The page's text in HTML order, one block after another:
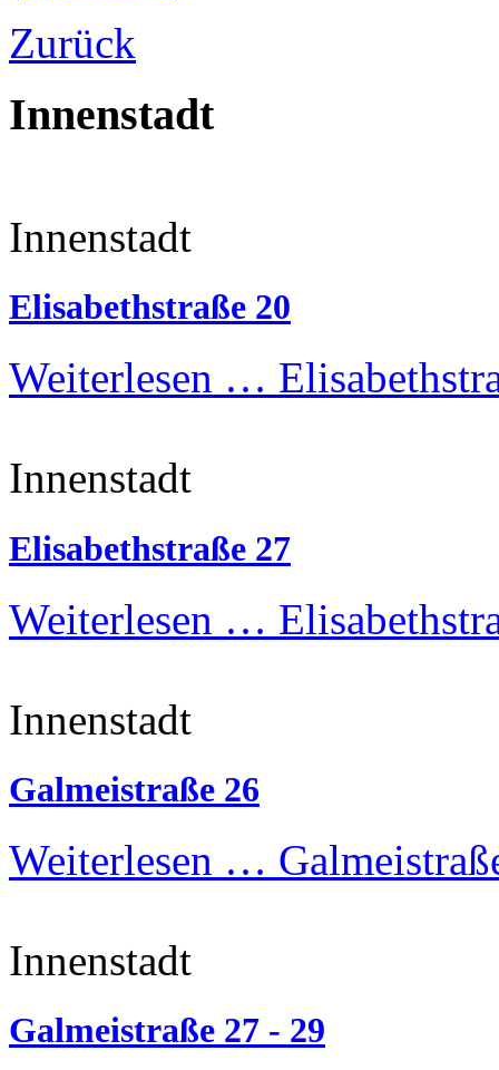
Zurück
Innenstadt
Innenstadt
Elisabethstraße 20
Weiterlesen …
Innenstadt
Elisabethstraße 27
Weiterlesen …
Innenstadt
Galmeistraße 26
Weiterlesen …
Innenstadt
Galmeistraße 27 - 29